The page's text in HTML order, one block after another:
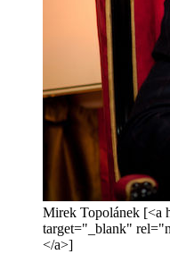
Mirek Topolánek [<a
target="_blank"
</a>]